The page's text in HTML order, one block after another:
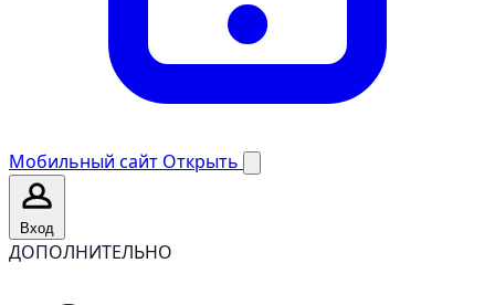
Мобильный сайт Открыть
Вход
ДОПОЛНИТЕЛЬНО